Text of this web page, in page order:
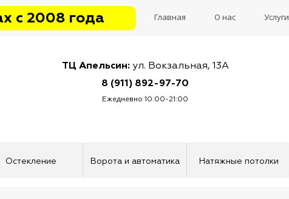
с 2008 года Главная О нас Услуги
ТЦ Апельсин:ул. Вокзальная, 13А
8 (911) 892-97-70
Ежедневно 10:00-21:00
Остекление Ворота и автоматика Натяжные потолки